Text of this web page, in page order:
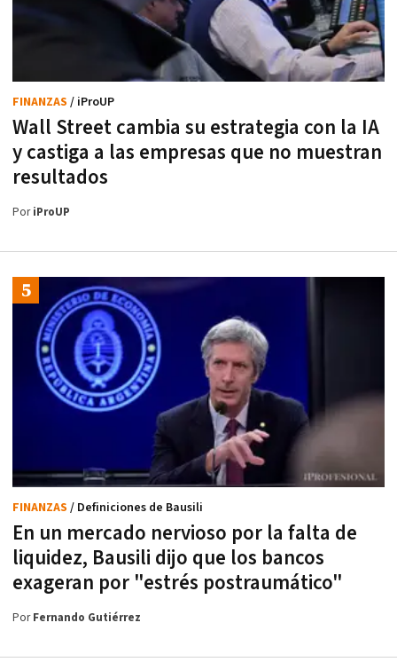
Wall Street cambia su estrategia con la IA
y castiga a las empresas que no muestran
resultados
FINANZAS / iProUP
PoriProUP
En un mercado nervioso por la falta de
liquidez, Bausili dijo que los bancos
exageran por "estrés postraumático"
FINANZAS / Definiciones de Bausili
PorFernando Gutiérrez